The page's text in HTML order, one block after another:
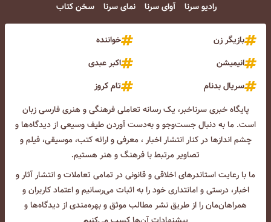
رادیو سرنا آوای سرنا نمای سرنا سخن کتاب
بازیگر زن
خواننده
انیمیشن
اکبر عبدی
سریال بدنام
تام کروز
پایگاه خبری سرناخبر، یک رسانه تعاملی فرهنگی و هنری فارسی زبان
است. ما به دنبال جست‌و‌جو و به‌دست آوردن طیف وسیعی از دیدگاه‌ها و
چشم انداز‌ها در کنار انتشار اخبار ، معرفی و ارائه کتب، موسیقی، فیلم و
تصاویر مرتبط با فرهنگ و هنر هستیم.
ما با رعایت استاندرهای اخلاقی و قانونی در تمامی تعاملات و انتشار آثار و
اخبار، درستی و امانتداری خود را به اثبات می‌رسانیم و اعتماد کاربران و
همراهان‌مان را از طریق نشر مطالب موثق و بهره‌مندی از دیدگاه‌ها و